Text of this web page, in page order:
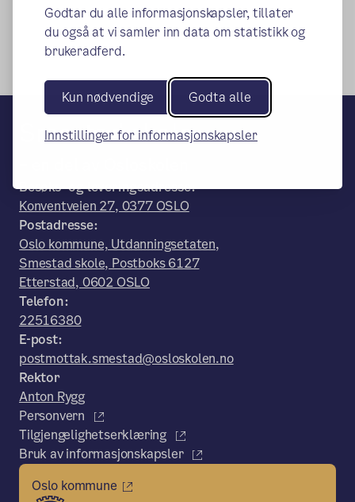
Godtar du alle informasjonskapsler, tillater
du også at vi samler inn data om statistikk og
brukeradferd.
Kun nødvendige Godta alle
Innstillinger for informasjonskapsler
Smestad skole
Besøks- og leveringsadresse:
Konventveien 27, 0377 OSLO
Postadresse:
Oslo kommune, Utdanningsetaten,
Smestad skole, Postboks 6127
Etterstad, 0602 OSLO
Telefon:
22516380
E-post:
postmottak.smestad@osloskolen.no
Rektor
Anton Rygg
Personvern
Tilgjengelighetserklæring
Bruk av informasjonskapsler
Oslo kommune